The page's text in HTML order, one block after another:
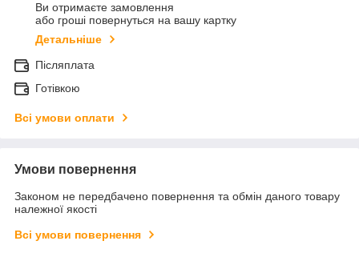
Ви отримаєте замовлення
або гроші повернуться на вашу картку
Детальніше
Післяплата
Готівкою
Всі умови оплати
Умови повернення
Законом не передбачено повернення та обмін даного товару
належної якості
Всі умови повернення